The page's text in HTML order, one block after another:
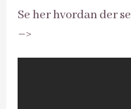
Se her hvordan der
–>